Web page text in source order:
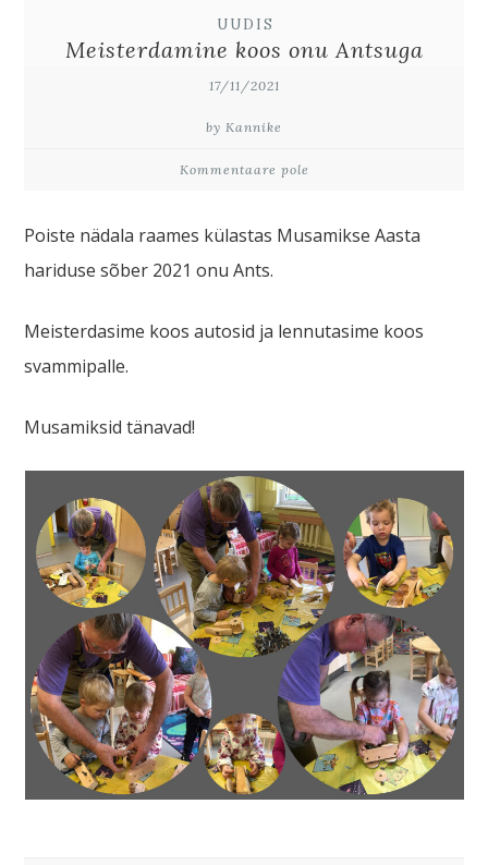
UUDIS
Meisterdamine koos onu Antsuga
17/11/2021
by Kannike
Kommentaare pole
Poiste nädala raames külastas Musamikse Aasta
hariduse sõber 2021 onu Ants.
Meisterdasime koos autosid ja lennutasime koos
svammipalle.
Musamiksid tänavad!